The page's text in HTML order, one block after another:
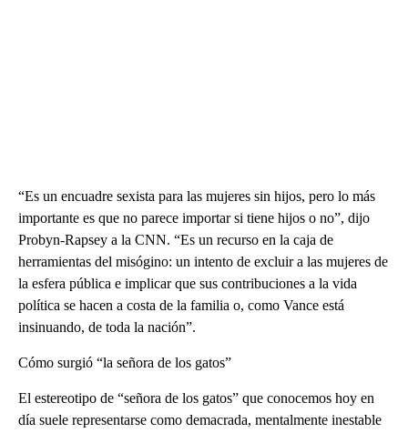
“Es un encuadre sexista para las mujeres sin hijos, pero lo más
importante es que no parece importar si tiene hijos o no”, dijo
Probyn-Rapsey a la CNN. “Es un recurso en la caja de
herramientas del misógino: un intento de excluir a las mujeres de
la esfera pública e implicar que sus contribuciones a la vida
política se hacen a costa de la familia o, como Vance está
insinuando, de toda la nación”.
Cómo surgió “la señora de los gatos”
El estereotipo de “señora de los gatos” que conocemos hoy en
día suele representarse como demacrada, mentalmente inestable